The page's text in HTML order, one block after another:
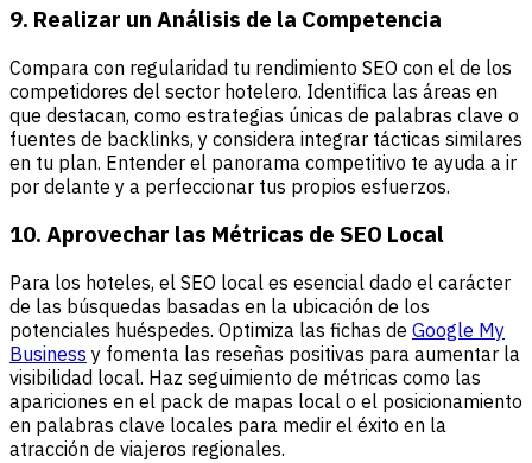
9. Realizar un Análisis de la Competencia
Compara con regularidad tu rendimiento SEO con el de los
competidores del sector hotelero. Identifica las áreas en
que destacan, como estrategias únicas de palabras clave o
fuentes de backlinks, y considera integrar tácticas similares
en tu plan. Entender el panorama competitivo te ayuda a ir
por delante y a perfeccionar tus propios esfuerzos.
10. Aprovechar las Métricas de SEO Local
Para los hoteles, el SEO local es esencial dado el carácter
de las búsquedas basadas en la ubicación de los
potenciales huéspedes. Optimiza las fichas de Google My
Business y fomenta las reseñas positivas para aumentar la
visibilidad local. Haz seguimiento de métricas como las
apariciones en el pack de mapas local o el posicionamiento
en palabras clave locales para medir el éxito en la
atracción de viajeros regionales.